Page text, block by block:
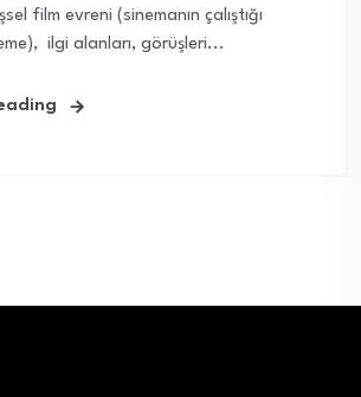
film evreni (sinemanın çalıştığı
ilgi alanları, görüşleri...